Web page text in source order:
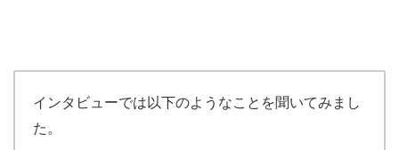
インタビューでは以下のようなことを聞いてみまし
た。